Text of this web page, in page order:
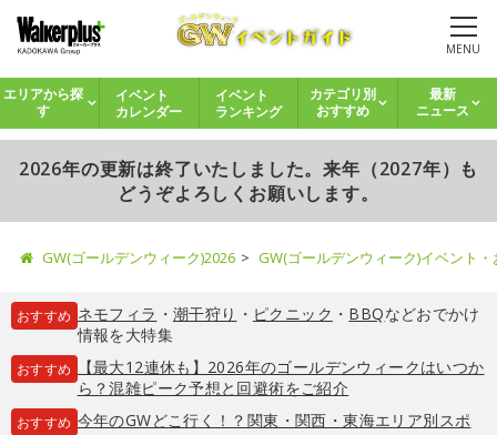
MENU
エリアから探
す
イベント
カレンダー
イベント
ランキング
カテゴリ別
おすすめ
最新
ニュース
2026年の更新は終了いたしました。来年（2027年）も
どうぞよろしくお願いします。
GW(ゴールデンウィーク)2026 GW(ゴールデンウィーク)イベント
おすすめ ネモフィラ ・ 潮干狩り ・ ピクニック ・ BBQなどおでかけ
情報を大特集
おすすめ
【最大12連休も】2026年のゴールデンウィークはいつか
ら？混雑ピーク予想と回避術をご紹介
おすすめ 今年のGWどこ行く！？関東・関西・東海エリア別スポ